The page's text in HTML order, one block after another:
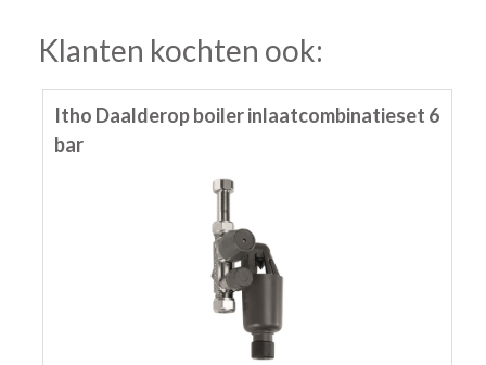
Klanten kochten ook:
Itho Daalderop boiler inlaatcombinatieset 6
bar